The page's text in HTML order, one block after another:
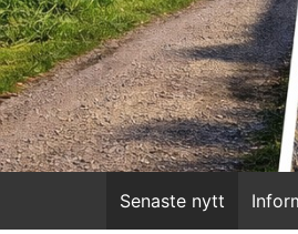
Senaste nytt